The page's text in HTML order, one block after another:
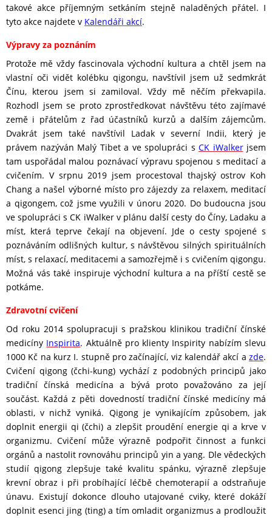
takové akce příjemným setkáním stejně naladěných přátel. I
tyto akce najdete v Kalendáři akcí.
Výpravy za poznáním
Protože mě vždy fascinovala východní kultura a chtěl jsem na
vlastní oči vidět kolébku qigongu, navštívil jsem už sedmkrát
Čínu, kterou jsem si zamiloval. Vždy mě něčím překvapila.
Rozhodl jsem se proto zprostředkovat návštěvu této zajímavé
země i přátelům z řad účastníků kurzů a dalším zájemcům.
Dvakrát jsem také navštívil Ladak v severní Indii, který je
právem nazýván Malý Tibet a ve spolupráci s CK iWalkerjsem
tam uspořádal malou poznávací výpravu spojenou s meditací a
cvičením. V srpnu 2019 jsem procestoval thajský ostrov Koh
Chang a našel výborné místo pro zájezdy za relaxem, meditací
a qigongem, což jsme využili v únoru 2020. Do budoucna jsou
ve spolupráci s CK iWalker v plánu další cesty do Číny, Ladaku a
míst, která teprve čekají na objevení. Jde o cesty spojené s
poznáváním odlišných kultur, s návštěvou silných spirituálních
míst, s relaxací, meditacemi a samozřejmě i s cvičením qigongu.
Možná vás také inspiruje východní kultura a na příští cestě se
potkáme.
Zdravotní cvičení
Od roku 2014 spolupracuji s pražskou klinikou tradiční čínské
medicíny Inspirita. Aktuálně pro klienty Inspirity nabízím slevu
1000 Kč na kurz I. stupně pro začínající, viz kalendář akcí a zde.
Cvičení qigong (čchi-kung) vychází z podobných principů jako
tradiční čínská medicína a bývá proto považováno za její
součást. Každá z pěti dovedností tradiční čínské medicíny má
oblasti, v nichž vyniká. Qigong je vynikajícím způsobem, jak
doplnit energii qi (čchi) a zlepšit proudění energie qi a krve v
organizmu. Cvičení může výrazně podpořit činnost a funkci
orgánů a nastolit rovnováhu principů yin a yang. Dle vědeckých
studií qigong zlepšuje také kvalitu spánku, výrazně zlepšuje
krevní obraz i při probíhající léčbě chemoterapií a odstraňuje
únavu. Existují dokonce dlouho utajované cviky, které dokáží
doplnit esenci jing (ting) a tím omladit organizmus a prodloužit